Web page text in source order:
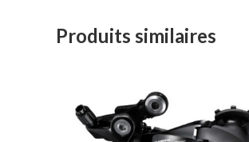
Produits similaires